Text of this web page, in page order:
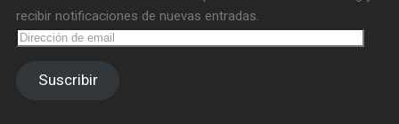
recibir notificaciones de nuevas entradas.
Dirección
de
Suscribir